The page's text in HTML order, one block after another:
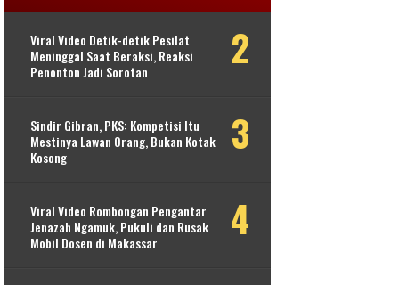
Viral Video Detik-detik Pesilat
Meninggal Saat Beraksi, Reaksi
Penonton Jadi Sorotan
Sindir Gibran, PKS: Kompetisi Itu
Mestinya Lawan Orang, Bukan Kotak
Kosong
Viral Video Rombongan Pengantar
Jenazah Ngamuk, Pukuli dan Rusak
Mobil Dosen di Makassar